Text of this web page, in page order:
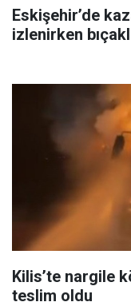
Eskişehir’de
izlenirken
Kilis’te nargile
teslim oldu